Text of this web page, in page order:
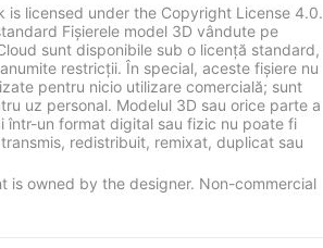
is licensed under the Copyright License 4.0.
Fișierele model 3D vândute pe
sunt disponibile sub o licență standard,
restricții. În special, aceste fișiere nu
pentru nicio utilizare comercială; sunt
uz personal. Modelul 3D sau orice parte a
într-un format digital sau fizic nu poate fi
redistribuit, remixat, duplicat sau
is owned by the designer. Non-commercial